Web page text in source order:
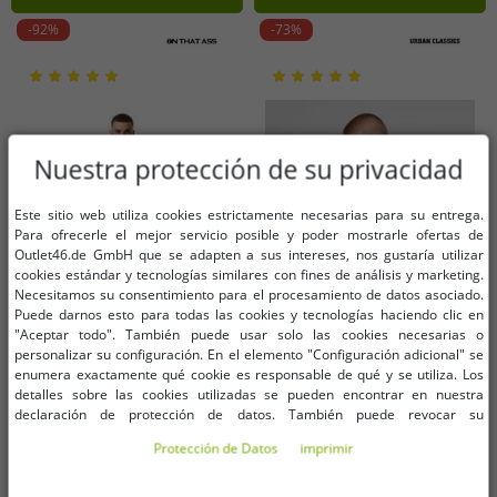
-92%
Tallas disponibles
XXL
-73%
Tallas disponibles
Nuestra protección de su privacidad
Este sitio web utiliza cookies estrictamente necesarias para su entrega.
Para ofrecerle el mejor servicio posible y poder mostrarle ofertas de
Outlet46.de GmbH que se adapten a sus intereses, nos gustaría utilizar
cookies estándar y tecnologías similares con fines de análisis y marketing.
Necesitamos su consentimiento para el procesamiento de datos asociado.
Puede darnos esto para todas las cookies y tecnologías haciendo clic en
"Aceptar todo". También puede usar solo las cookies necesarias o
personalizar su configuración. En el elemento "Configuración adicional" se
enumera exactamente qué cookie es responsable de qué y se utiliza. Los
detalles sobre las cookies utilizadas se pueden encontrar en nuestra
declaración de protección de datos. También puede revocar su
encontrar en la impresión.Protección de Datos imprimir